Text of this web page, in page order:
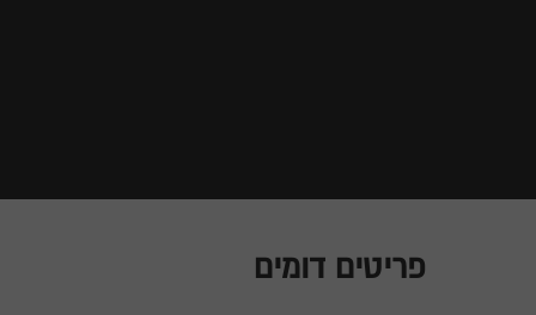
פריטים דומים